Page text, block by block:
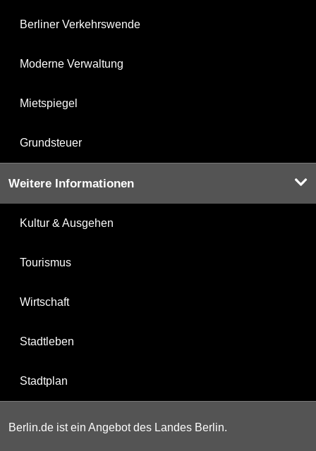
Berliner Verkehrswende
Moderne Verwaltung
Mietspiegel
Grundsteuer
Weitere Informationen
Kultur & Ausgehen
Tourismus
Wirtschaft
Stadtleben
Stadtplan
Berlin.de ist ein Angebot des Landes Berlin.